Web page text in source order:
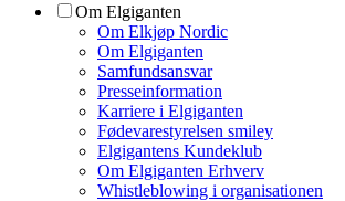
Om Elgiganten
Om Elkjøp Nordic
Om Elgiganten
Samfundsansvar
Presseinformation
Karriere i Elgiganten
Fødevarestyrelsen smiley
Elgigantens Kundeklub
Om Elgiganten Erhverv
Whistleblowing i organisationen